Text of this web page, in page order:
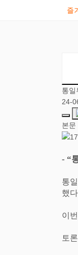
즐
통일
24-
본문
- “
통
했다
이
토